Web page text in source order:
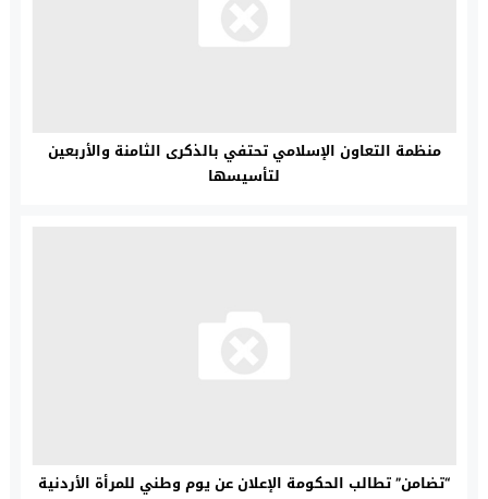
منظمة التعاون الإسلامي تحتفي بالذكرى الثامنة والأربعين
لتأسيسها
“تضامن” تطالب الحكومة الإعلان عن يوم وطني للمرأة الأردنية